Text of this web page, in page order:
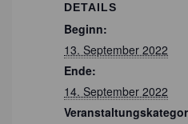
DETAILS
Beginn:
13. September 2022
Ende:
14. September 2022